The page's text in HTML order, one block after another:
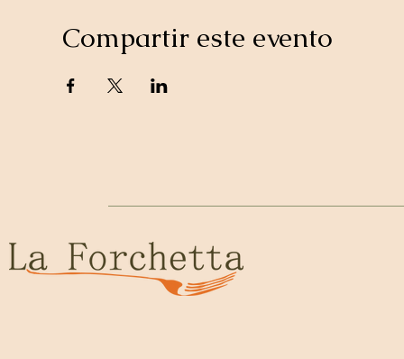
Compartir este evento